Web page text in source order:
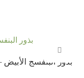
+/- 200 Graines de Pensée blanche – بذور البنفسج الأبيض